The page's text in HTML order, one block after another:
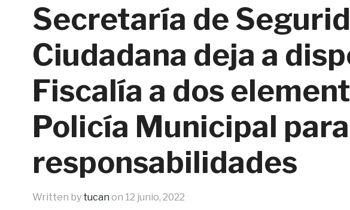
Secretaría de
Ciudadana deja a
Fiscalía a dos
Policía Municipal
responsabilidades
Written by tucan on 12 junio, 2022